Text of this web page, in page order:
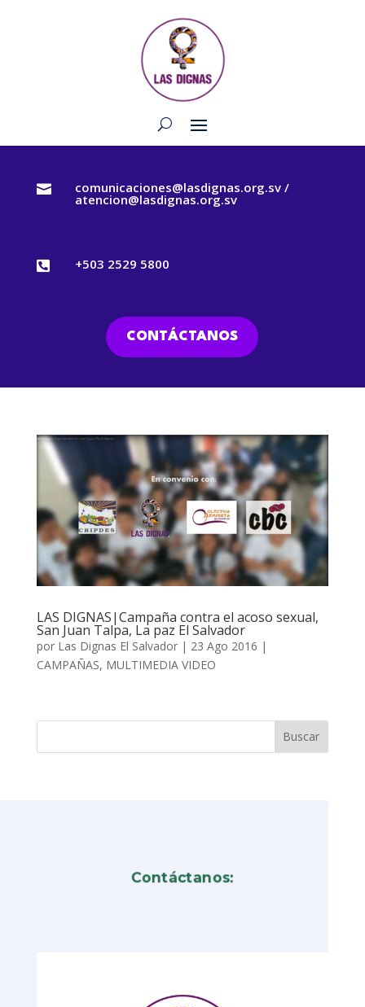
 comunicaciones@lasdignas.org.sv /
atencion@lasdignas.org.sv
 +503 2529 5800
CONTÁCTANOS
LAS DIGNAS|Campaña contra el acoso sexual,
San Juan Talpa, La paz El Salvador
por Las Dignas El Salvador| 23 Ago 2016 |
CAMPAÑAS, MULTIMEDIA VIDEO
Contáctanos: